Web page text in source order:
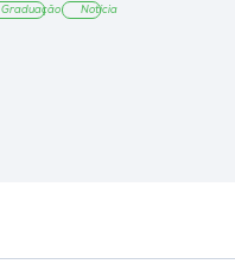
Graduação Notícia